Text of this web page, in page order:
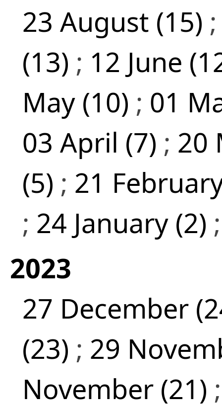
23 August (15)
(13) ; 12 June
May (10) ; 01
03 April (7) ; 20
(5) ; 21
; 24 January (2)
2023
27 December
(23) ; 29
November (21)